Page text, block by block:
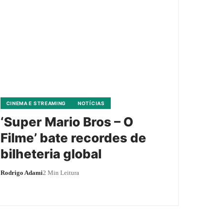
CINEMA E STREAMING NOTÍCIAS
‘Super Mario Bros – O
Filme’ bate recordes de
bilheteria global
Rodrigo Adami2 Min Leitura